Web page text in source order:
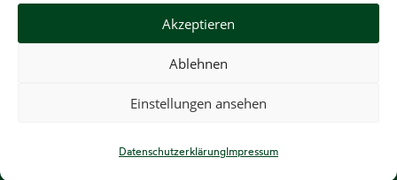
Akzeptieren
Ablehnen
Einstellungen ansehen
DatenschutzerklärungImpressum